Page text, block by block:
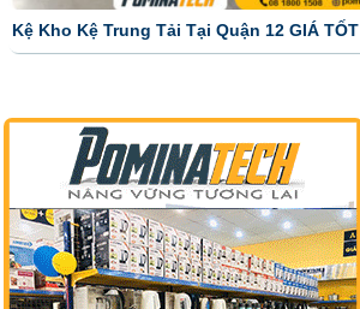
Kệ Kho Kệ Trung Tải Tại Quận 12 GIÁ TỐT